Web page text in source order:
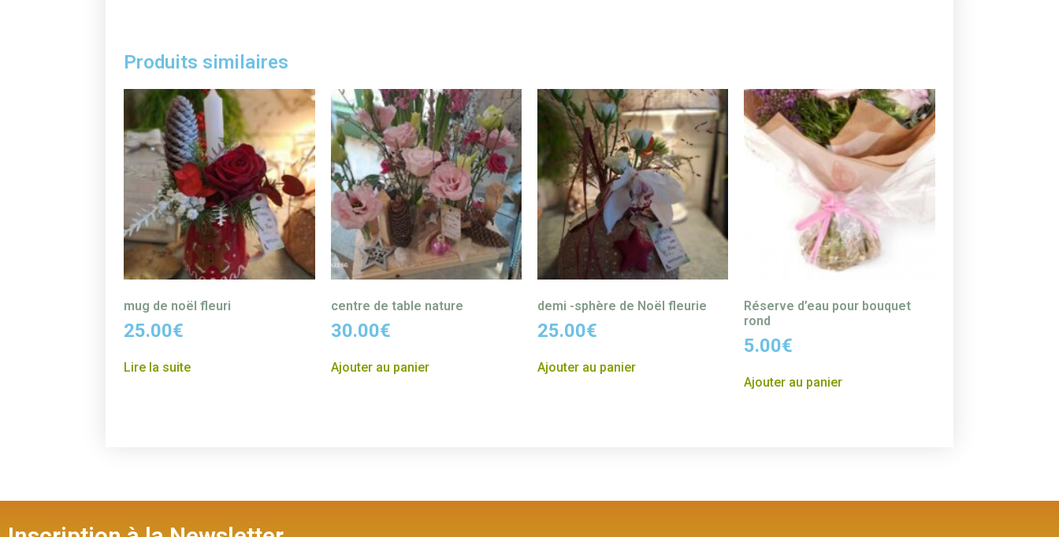
Produits similaires
mug de noël fleuri
25.00€
Lire la suite
centre de table nature
30.00€
Ajouter au panier
demi -sphère de Noël fleurie
25.00€
Ajouter au panier
Réserve d’eau pour bouquet
rond
5.00€
Ajouter au panier